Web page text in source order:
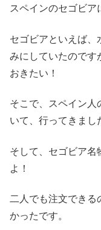
スペインのセゴビ
セゴビアといえば
みにしていたのです
おきたい！
そこで、スペイン
いて、行ってきまし
そして、セゴビア
よ！
二人でも注文できる
かったです。